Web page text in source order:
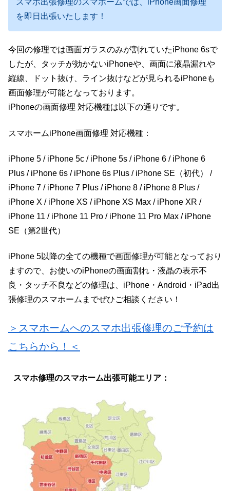
を即日出張いたします！
今回の修理では画面ガラスのみが割れていたiPhone 6sで
したが、タッチが効かないiPhoneや、画面に液晶漏れや
縦線、ドット抜け、ライン抜けなどが見られるiPhoneも
画面修理が可能となっております。
iPhoneの画面修理 対応機種は以下の通りです。
スマホームiPhone画面修理 対応機種：
iPhone 5 / iPhone 5c / iPhone 5s / iPhone 6 / iPhone 6
Plus / iPhone 6s / iPhone 6s Plus / iPhone SE（初代） /
iPhone 7 / iPhone 7 Plus / iPhone 8 / iPhone 8 Plus /
iPhone X / iPhone XS / iPhone XS Max / iPhone XR /
iPhone 11 / iPhone 11 Pro / iPhone 11 Pro Max / iPhone
SE（第2世代）
iPhone 5以降の全ての機種で画面修理が可能となっており
ますので、お使いのiPhoneの画面割れ・液晶の表示不
良・タッチ不良などの修理は、iPhone・Android・iPad出
張修理のスマホームまでぜひご相談ください！
＞スマホームへのスマホ出張修理のご予約は
こちらから！＜
スマホ修理のスマホーム出張可能エリア：